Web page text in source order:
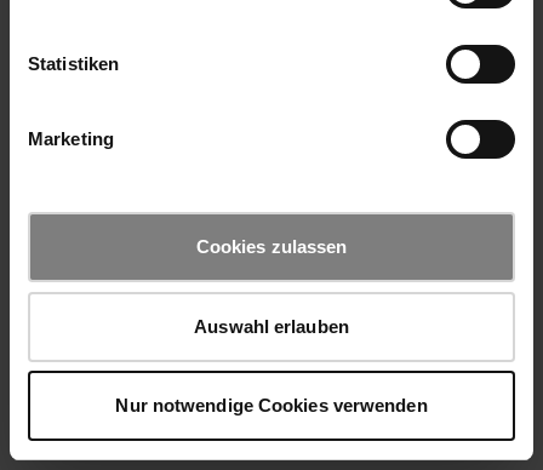
Statistiken
Marketing
Cookies zulassen
Auswahl erlauben
Nur notwendige Cookies verwenden